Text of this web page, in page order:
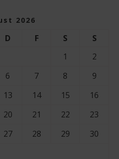
2026
D F S
S
1
2
6 7 8
9
13 14 15
16
20 21 22
23
27 28 29
30